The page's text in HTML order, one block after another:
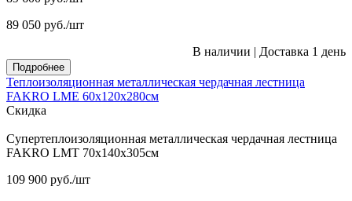
89 050 руб./шт
В наличии | Доставка 1 день
Подробнее
Теплоизоляционная металлическая чердачная лестница
FAKRO LME 60х120х280см
Скидка
Супертеплоизоляционная металлическая чердачная лестница
FAKRO LMT 70х140х305см
109 900 руб./шт